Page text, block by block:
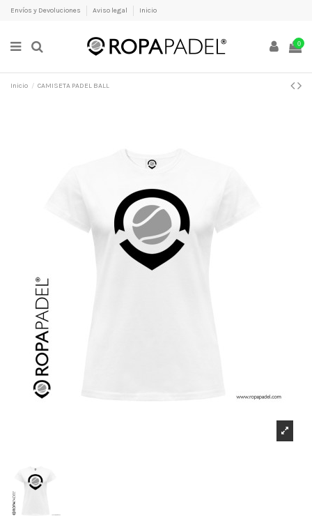
Envíos y Devoluciones Aviso legal Inicio
0
Inicio CAMISETA PADEL BALL